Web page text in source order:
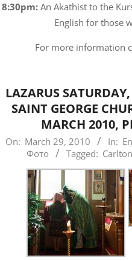
8:30pm:An Akathist to the
English for those
For more information
LAZARUS
SAINT GEORGE
MARCH 2010,
2010-
On: March 29, 2010 In:
Фото
Tagged: Carlton